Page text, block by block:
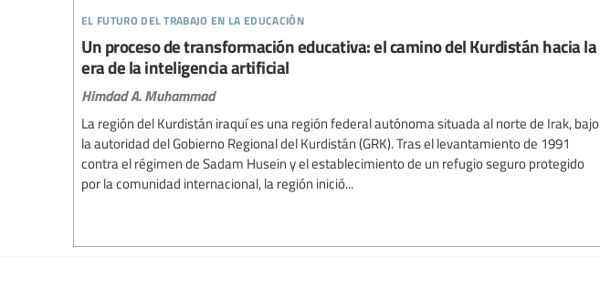
el futuro del trabajo en la educación
Un proceso de transformación educativa: el camino del Kurdistán hacia la
era de la inteligencia artificial
Himdad A. Muhammad
La región del Kurdistán iraquí es una región federal autónoma situada al norte de Irak, bajo
la autoridad del Gobierno Regional del Kurdistán (GRK). Tras el levantamiento de 1991
contra el régimen de Sadam Husein y el establecimiento de un refugio seguro protegido
por la comunidad internacional, la región inició...